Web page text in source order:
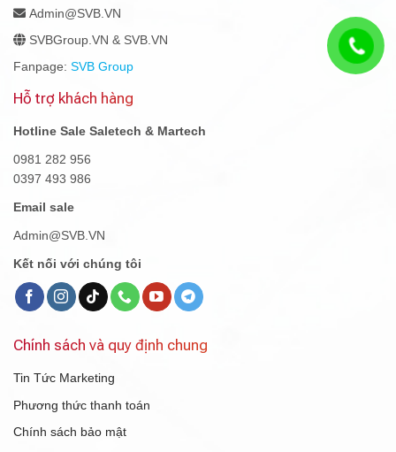
Admin@SVB.VN
SVBGroup.VN & SVB.VN
Fanpage: SVB Group
Hỗ trợ khách hàng
Hotline Sale Saletech & Martech
0981 282 956
0397 493 986
Email sale
Admin@SVB.VN
Kết nối với chúng tôi
Chính sách và quy định chung
Tin Tức Marketing
Phương thức thanh toán
Chính sách bảo mật